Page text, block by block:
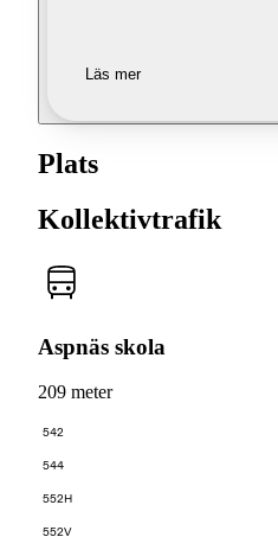
Läs mer
Plats
Kollektivtrafik
Aspnäs skola
209 meter
542
544
552H
552V